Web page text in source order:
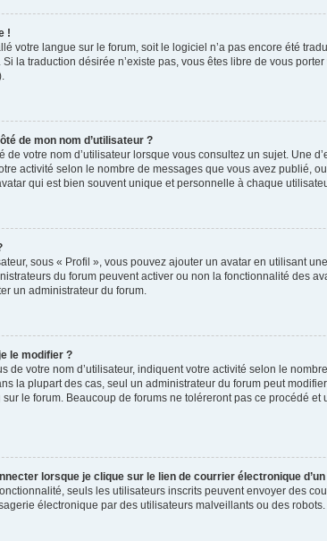
!
votre langue sur le forum, soit le logiciel n’a pas encore été
la traduction désirée n’existe pas, vous êtes libre de vous
de mon nom d’utilisateur ?
de votre nom d’utilisateur lorsque vous consultez un sujet. Une
activité selon le nombre de messages que vous avez publié,
qui est bien souvent unique et personnelle à chaque
sous « Profil », vous pouvez ajouter un avatar en utilisant
du forum peuvent activer ou non la fonctionnalité des
un administrateur du forum.
le modifier ?
de votre nom d’utilisateur, indiquent votre activité selon le
la plupart des cas, seul un administrateur du forum peut
le forum. Beaucoup de forums ne toléreront pas ce procédé
lorsque je clique sur le lien de courrier électronique
seuls les utilisateurs inscrits peuvent envoyer des
électronique par des utilisateurs malveillants ou des robots.